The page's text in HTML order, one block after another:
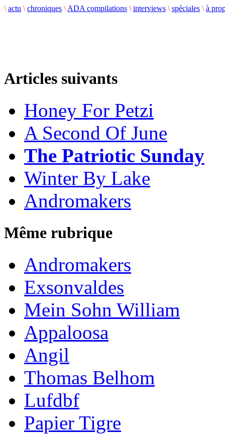
\ actu \ chroniques \ ADA compilations \ interviews \ spéciales \ à
Articles suivants
Honey For Petzi
A Second Of June
The Patriotic Sunday
Winter By Lake
Andromakers
Même rubrique
Andromakers
Exsonvaldes
Mein Sohn William
Appaloosa
Angil
Thomas Belhom
Lufdbf
Papier Tigre